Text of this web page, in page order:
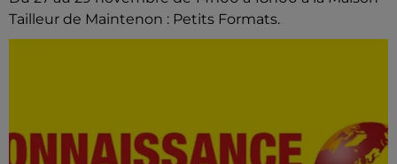
Tailleur de Maintenon : Petits Formats.